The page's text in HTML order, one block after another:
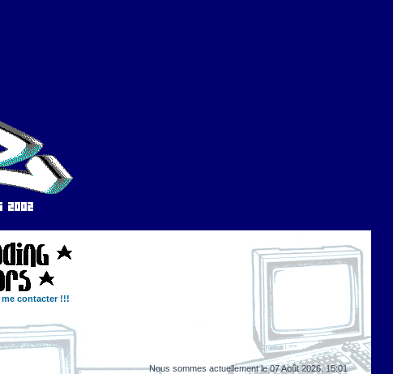
me contacter !!!
Nous sommes actuellement le 07 Août 2026, 15:01